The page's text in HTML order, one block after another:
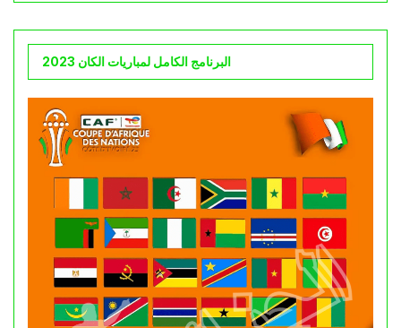
البرنامج الكامل لمباريات الكان 2023